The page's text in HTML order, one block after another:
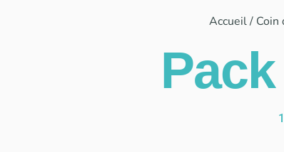
Accueil/ Coin